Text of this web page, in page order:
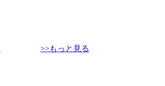
>>もっと見る